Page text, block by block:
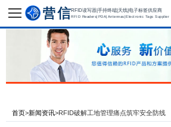
RFID读写器|手持终端|天线|电子标签供应商
RFID Readers|PDA|Antennas|Electronic Tags Supplier
首页>新闻资讯>RFID破解工地管理痛点筑牢安全防线